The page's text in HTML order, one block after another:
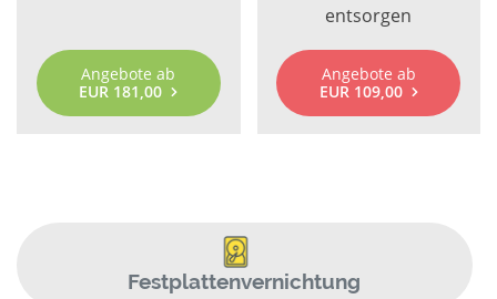
Angebote ab
EUR 181,00
entsorgen
Angebote ab
EUR 109,00
Festplattenvernichtung